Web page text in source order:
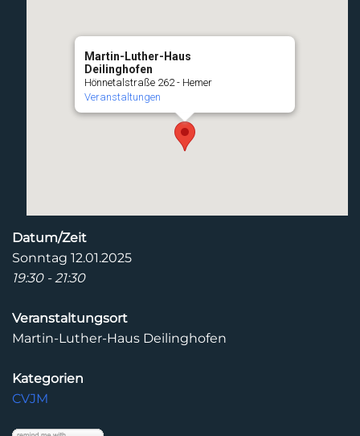
Martin-Luther-Haus
Deilinghofen
Hönnetalstraße 262 - Hemer
Veranstaltungen
Datum/Zeit
Sonntag 12.01.2025
19:30 - 21:30
Veranstaltungsort
Martin-Luther-Haus Deilinghofen
Kategorien
CVJM